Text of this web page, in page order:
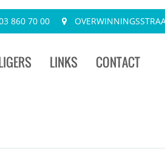
860 70 00
LINKS CONTACT